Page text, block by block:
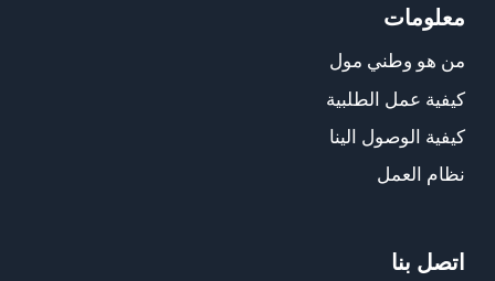
معلومات
من هو وطني مول
كيفية عمل الطلبية
كيفية الوصول الينا
نظام العمل
اتصل بنا